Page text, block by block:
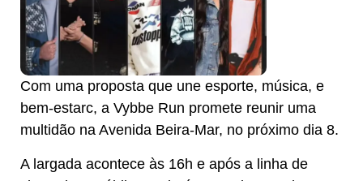
Com uma proposta que une esporte, música, e
bem-estarc, a Vybbe Run promete reunir uma
multidão na Avenida Beira-Mar, no próximo dia 8.
A largada acontece às 16h e após a linha de